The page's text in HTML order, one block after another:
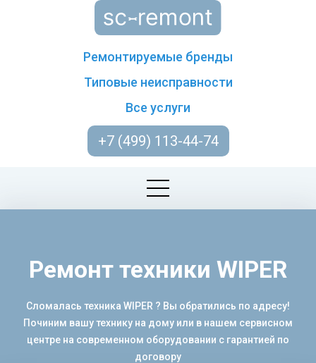
Ремонтируемые бренды
Типовые неисправности
Все услуги
+7 (499) 113-44-74
Ремонт техники WIPER
Сломалась техника WIPER ? Вы обратились по адресу!
Починим вашу технику на дому или в нашем сервисном
центре на современном оборудовании с гарантией по
договору